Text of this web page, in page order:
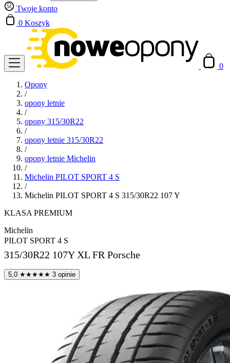
Twoje konto
0 Koszyk
0
Opony
/
opony letnie
/
opony 315/30R22
/
opony letnie 315/30R22
/
opony letnie Michelin
/
Michelin PILOT SPORT 4 S
/
Michelin PILOT SPORT 4 S 315/30R22 107 Y
KLASA PREMIUM
Michelin
PILOT SPORT 4 S
315/30R22 107Y XL FR Porsche
5,0 ★★★★★ 3 opinie